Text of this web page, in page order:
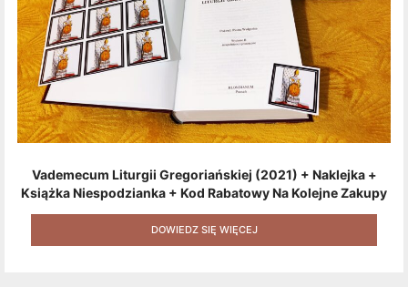
Vademecum Liturgii Gregoriańskiej (2021) + Naklejka +
Książka Niespodzianka + Kod Rabatowy Na Kolejne Zakupy
+ Gratis (książka W Formacie Elektronicznym) [zestaw 3
Produktów + Kod Rabatowy + Gratis]
DOWIEDZ SIĘ WIĘCEJ